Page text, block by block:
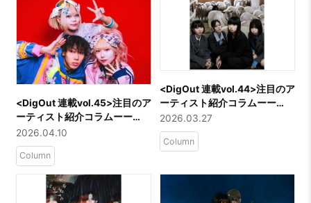
​<DigOut 連載vol.45>注目のア
ーティスト紹介コラムーー
「三四少女」
2026.04.10
Column
<DigOut 連載vol.44>注目のア
ーティスト紹介コラムーー
「No.MEN」
2026.03.27
Column